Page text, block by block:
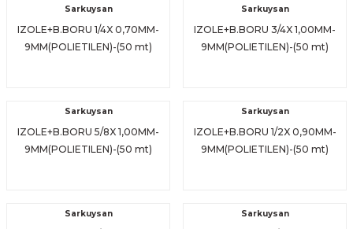
Sarkuysan
IZOLE+B.BORU 1/4X 0,70MM-
9MM(POLIETILEN)-(50 mt)
Sarkuysan
IZOLE+B.BORU 3/4X 1,00MM-
9MM(POLIETILEN)-(50 mt)
Sarkuysan
IZOLE+B.BORU 5/8X 1,00MM-
9MM(POLIETILEN)-(50 mt)
Sarkuysan
IZOLE+B.BORU 1/2X 0,90MM-
9MM(POLIETILEN)-(50 mt)
Sarkuysan Sarkuysan